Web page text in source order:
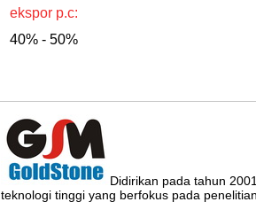
ekspor p.c:
40% - 50%
Didirikan pada tahun
teknologi tinggi yang berfokus pada